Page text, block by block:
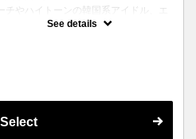
チやハイトーンの韓国系アイドル、エ
グ毛にお悩みの美魔女も夢中！全ての
髪質、メニューに対応できる髪質改善
See details
Select